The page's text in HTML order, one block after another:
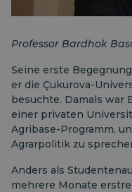
Professor Bardhok
Seine erste
er die Çukurova-
besuchte. Damals war
einer privaten
Agribase-Programm,
Agrarpolitik zu
Anders als
mehrere Monate